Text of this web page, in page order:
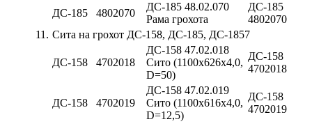
ДС-185 4802070
ДС-185 48.02.070
Рама грохота
ДС-185
4802070
11. Сита на грохот ДС-158, ДС-185, ДС-1857
ДС-158 4702018
ДС-158 47.02.018
Сито (1100х626х4,0,
D=50)
ДС-158
4702018
ДС-158 4702019
ДС-158 47.02.019
Сито (1100х616х4,0,
D=12,5)
ДС-158
4702019